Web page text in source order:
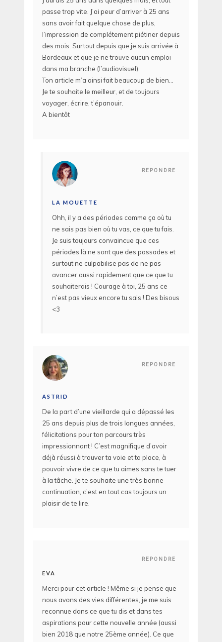
passe trop vite. J’ai peur d’arriver à 25 ans
sans avoir fait quelque chose de plus,
l’impression de complétement piétiner depuis
des mois. Surtout depuis que je suis arrivée à
Bordeaux et que je ne trouve aucun emploi
dans ma branche (l’audiovisuel).
Ton article m’a ainsi fait beaucoup de bien…
Je te souhaite le meilleur, et de toujours
voyager, écrire, t’épanouir.
A bientôt
REPONDRE
LA MOUETTE
Ohh, il y a des périodes comme ça où tu
ne sais pas bien où tu vas, ce que tu fais.
Je suis toujours convaincue que ces
périodes là ne sont que des passades et
surtout ne culpabilise pas de ne pas
avancer aussi rapidement que ce que tu
souhaiterais ! Courage à toi, 25 ans ce
n’est pas vieux encore tu sais ! Des bisous
<3
REPONDRE
ASTRID
De la part d’une vieillarde qui a dépassé les
25 ans depuis plus de trois longues années,
félicitations pour ton parcours très
impressionnant ! C’est magnifique d’avoir
déjà réussi à trouver ta voie et ta place, à
pouvoir vivre de ce que tu aimes sans te tuer
à la tâche. Je te souhaite une très bonne
continuation, c’est en tout cas toujours un
plaisir de te lire.
REPONDRE
EVA
Merci pour cet article ! Même si je pense que
nous avons des vies différentes, je me suis
reconnue dans ce que tu dis et dans tes
aspirations pour cette nouvelle année (aussi
bien 2018 que notre 25ème année). Ce que